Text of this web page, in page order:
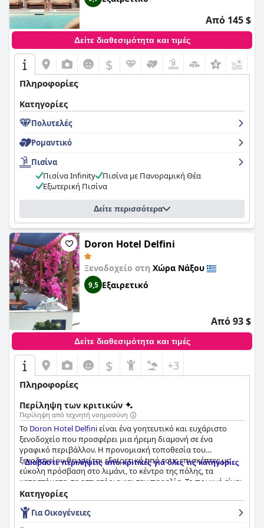
Από 145 $
Δείτε διαθεσιμότητα και τιμές
$
Πληροφορίες
Κατηγορίες
Πολυτελές
Ρομαντικό
Πισίνα
Πισίνα Infinity
Πισίνα με Πανοραμική Θέα
Εξωτερική Πισίνα
Δείτε περισσότερα
Doron Hotel Delfini
Ξενοδοχείο στη Χώρα Νάξου
9,5 Εξαιρετικό
Από 93 $
Δείτε διαθεσιμότητα και τιμές
$ +3
Πληροφορίες
Περίληψη των κριτικών
Περίληψη από τεχνητή νοημοσύνη
Το Doron Hotel Delfiniείναι ένα γοητευτικό και ευχάριστο
ξενοδοχείο που προσφέρει μια ήρεμη διαμονή σε ένα
γραφικό περιβάλλον. Η προνομιακή τοποθεσία του
ξενοδοχείου θεωρείται εξαιρετική από τους επισκέπτες με
εύκολη πρόσβαση στο λιμάνι, το κέντρο της πόλης, τα
καταστήματα, τα εστιατόρια και την παραλία. Το πρωινό είναι
μια απόλαυση με φρέσκα φρούτα που σερβίρονται
καθημερινά και μια ποικιλία επιλογών που είναι υγιεινές,
εξαιρετικής ποιότητας και παρουσιάζονται όμορφα. Τα
Διαβάστε περιλήψεις από κριτικές για όλες τις κατηγορίες
Κατηγορίες
Για Οικογένειες